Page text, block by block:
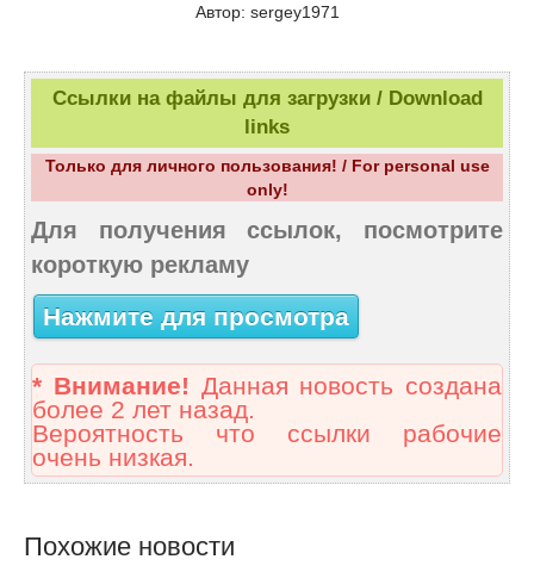
Автор: sergey1971
Ссылки на файлы для загрузки / Download
links
Только для личного пользования! / For personal use
only!
Для получения ссылок, посмотрите
короткую рекламу
Нажмите для просмотра
* Внимание! Данная новость создана
более 2 лет назад.
Вероятность что ссылки рабочие
очень низкая.
Похожие новости